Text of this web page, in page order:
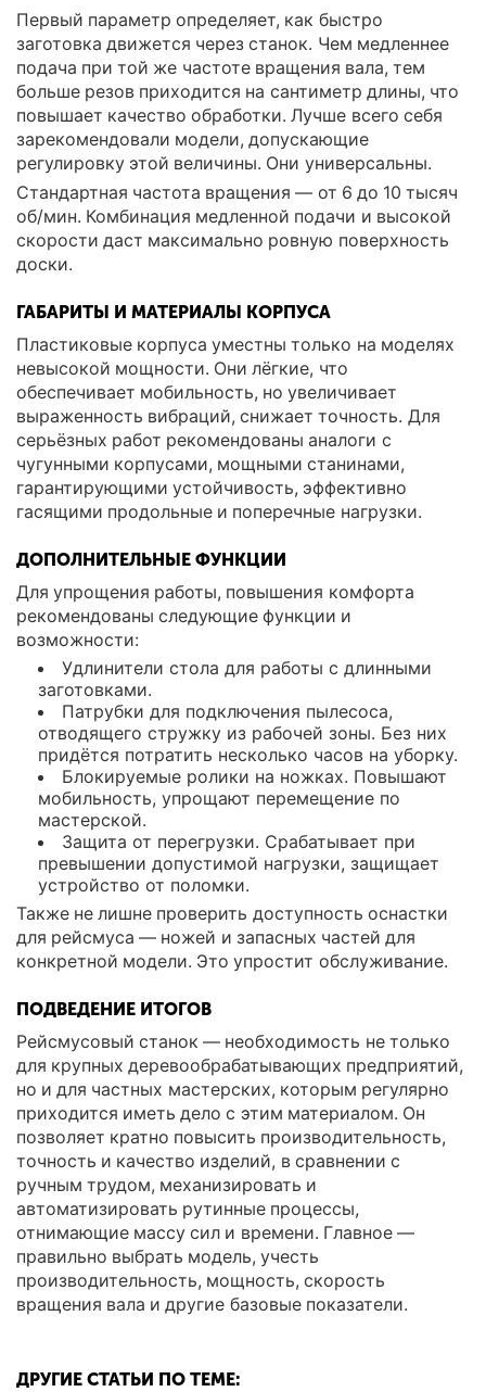
Первый параметр определяет, как быстро
заготовка движется через станок. Чем медленнее
подача при той же частоте вращения вала, тем
больше резов приходится на сантиметр длины, что
повышает качество обработки. Лучше всего себя
зарекомендовали модели, допускающие
регулировку этой величины. Они универсальны.
Стандартная частота вращения — от 6 до 10 тысяч
об/мин. Комбинация медленной подачи и высокой
скорости даст максимально ровную поверхность
доски.
ГАБАРИТЫ И МАТЕРИАЛЫ КОРПУСА
Пластиковые корпуса уместны только на моделях
невысокой мощности. Они лёгкие, что
обеспечивает мобильность, но увеличивает
выраженность вибраций, снижает точность. Для
серьёзных работ рекомендованы аналоги с
чугунными корпусами, мощными станинами,
гарантирующими устойчивость, эффективно
гасящими продольные и поперечные нагрузки.
ДОПОЛНИТЕЛЬНЫЕ ФУНКЦИИ
Для упрощения работы, повышения комфорта
рекомендованы следующие функции и
возможности:
Удлинители стола для работы с длинными
заготовками.
Патрубки для подключения пылесоса,
отводящего стружку из рабочей зоны. Без них
придётся потратить несколько часов на уборку.
Блокируемые ролики на ножках. Повышают
мобильность, упрощают перемещение по
мастерской.
Защита от перегрузки. Срабатывает при
превышении допустимой нагрузки, защищает
устройство от поломки.
Также не лишне проверить доступность оснастки
для рейсмуса — ножей и запасных частей для
конкретной модели. Это упростит обслуживание.
ПОДВЕДЕНИЕ ИТОГОВ
Рейсмусовый станок — необходимость не только
для крупных деревообрабатывающих предприятий,
но и для частных мастерских, которым регулярно
приходится иметь дело с этим материалом. Он
позволяет кратно повысить производительность,
точность и качество изделий, в сравнении с
ручным трудом, механизировать и
автоматизировать рутинные процессы,
отнимающие массу сил и времени. Главное —
правильно выбрать модель, учесть
производительность, мощность, скорость
вращения вала и другие базовые показатели.
ДРУГИЕ СТАТЬИ ПО ТЕМЕ: